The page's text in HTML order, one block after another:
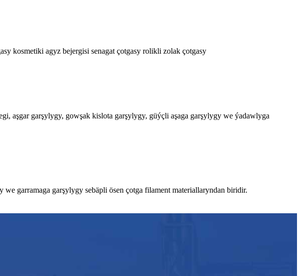
kosmetiki agyz bejergisi senagat çotgasy rolikli zolak çotgasy
aşgar garşylygy, gowşak kislota garşylygy, güýçli aşaga garşylygy we ýadawlyga
garramaga garşylygy sebäpli ösen çotga filament materiallaryndan biridir.